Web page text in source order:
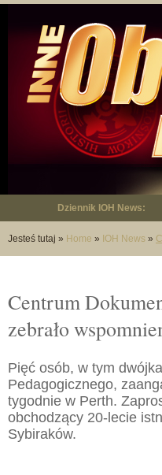
Dziennik IOH News:
Jesteś tutaj » Home » IOH News »
Centrum
zebrało
Pięć osób, w tym
Pedagogicznego,
tygodnie w Perth.
obchodzący 20-lecie
Sybiraków.